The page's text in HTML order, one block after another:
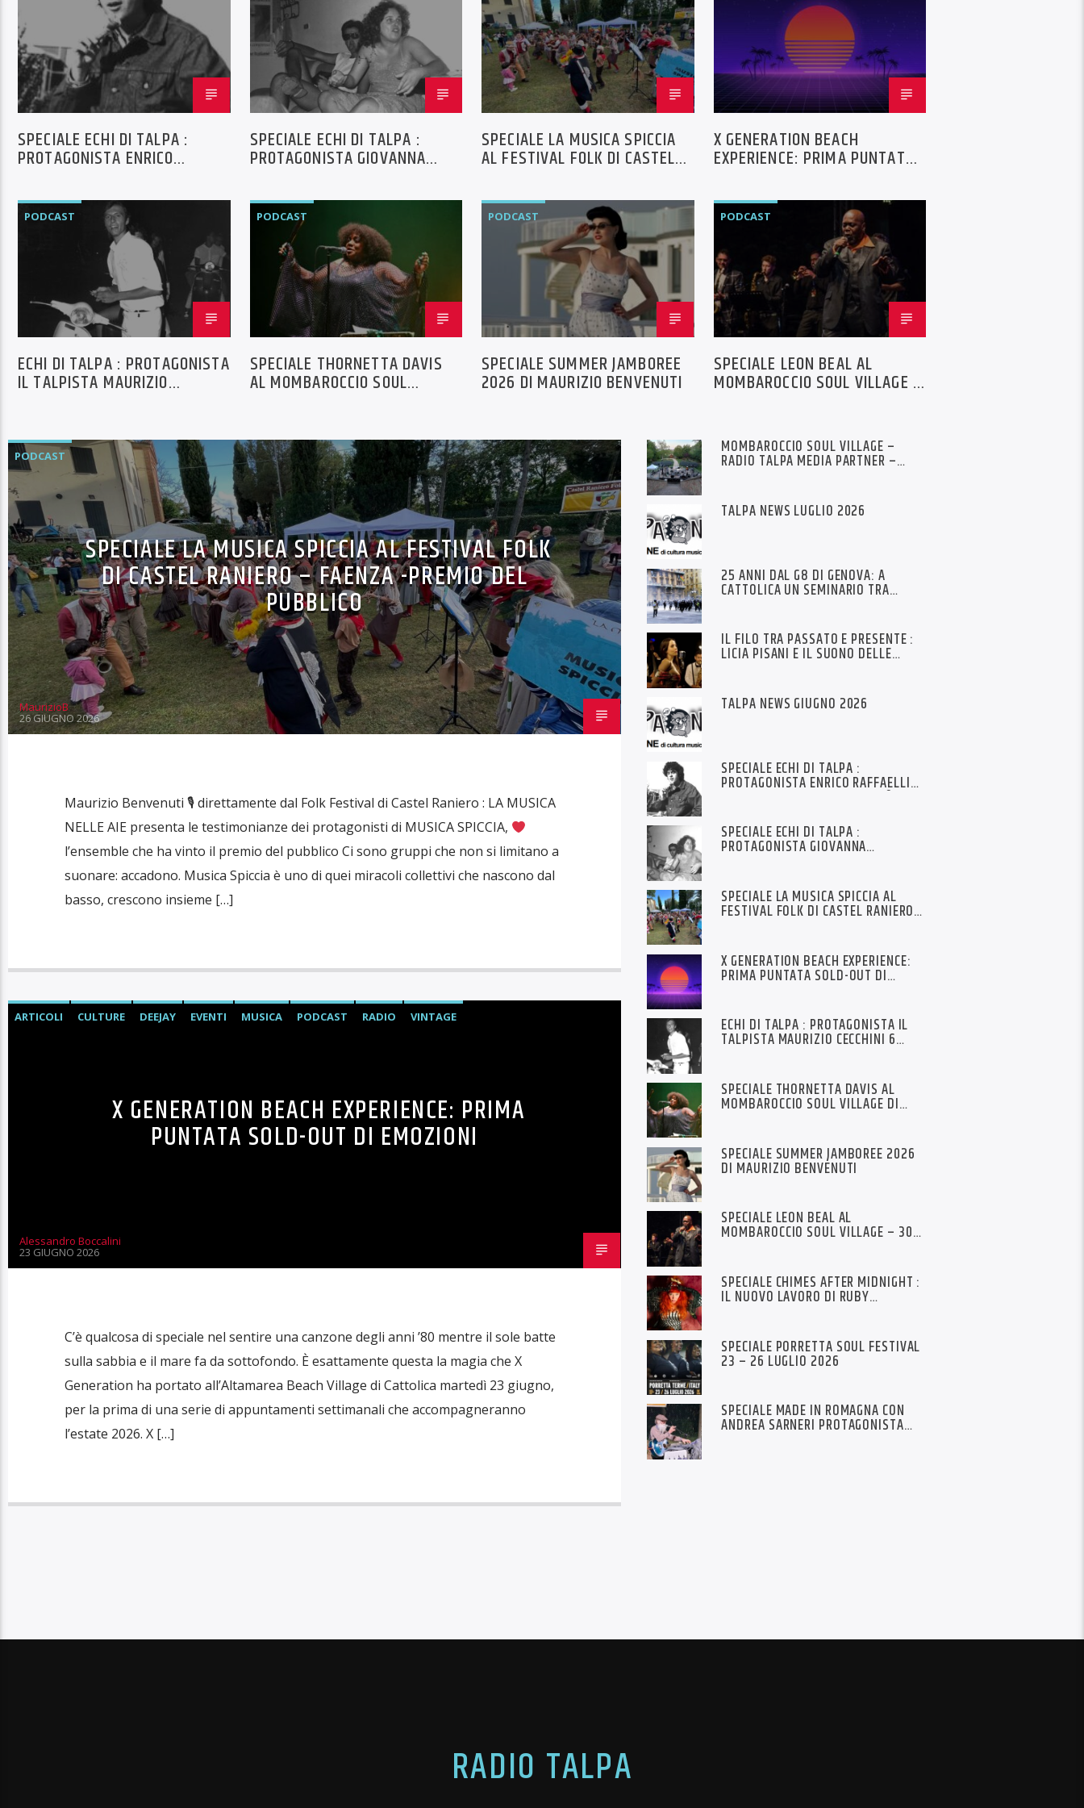
SPECIALE ECHI DI TALPA :
PROTAGONISTA ENRICO
PUNTATA N°8
SPECIALE ECHI DI TALPA :
PROTAGONISTA GIOVANNA
SPECIALE LA MUSICA SPICCIA
AL FESTIVAL FOLK DI CASTEL
DEL PUBBLICO
EVENTI
MUSICA
PODCAST
RADIO
VINTAGE
X GENERATION BEACH
EXPERIENCE: PRIMA PUNTATA
PODCAST
ECHI DI TALPA : PROTAGONISTA
IL TALPISTA MAURIZIO
PODCAST
SPECIALE THORNETTA DAVIS
AL MOMBAROCCIO SOUL
PODCAST
SPECIALE SUMMER JAMBOREE
2026 DI MAURIZIO BENVENUTI
PODCAST
SPECIALE LEON BEAL AL
MOMBAROCCIO SOUL VILLAGE –
PODCAST
SPECIALE LA MUSICA SPICCIA AL FESTIVAL FOLK
DI CASTEL RANIERO – FAENZA -PREMIO DEL
PUBBLICO
MaurizioB
26 GIUGNO 2026
Maurizio Benvenuti 🎙 direttamente dal Folk Festival di Castel Raniero : LA MUSICA
NELLE AIE presenta le testimonianze dei protagonisti di MUSICA SPICCIA,
l’ensemble che ha vinto il premio del pubblico Ci sono gruppi che non si limitano a
suonare: accadono. Musica Spiccia è uno di quei miracoli collettivi che nascono dal
basso, crescono insieme […]
ARTICOLI CULTURE DEEJAY EVENTI MUSICA PODCAST RADIO VINTAGE
X GENERATION BEACH EXPERIENCE: PRIMA
PUNTATA SOLD-OUT DI EMOZIONI
Alessandro Boccalini
23 GIUGNO 2026
C’è qualcosa di speciale nel sentire una canzone degli anni ’80 mentre il sole batte
sulla sabbia e il mare fa da sottofondo. È esattamente questa la magia che X
Generation ha portato all’Altamarea Beach Village di Cattolica martedì 23 giugno,
per la prima di una serie di appuntamenti settimanali che accompagneranno
l’estate 2026. X […]
MOMBAROCCIO SOUL VILLAGE –
RADIO TALPA MEDIA PARTNER –
TALPA NEWS LUGLIO 2026
25 ANNI DAL G8 DI GENOVA: A
CATTOLICA UN SEMINARIO TRA
IL FILO TRA PASSATO E PRESENTE :
LICIA PISANI E IL SUONO DELLE
TALPA NEWS GIUGNO 2026
SPECIALE ECHI DI TALPA :
PROTAGONISTA ENRICO RAFFAELLI
PER TUTTI BENDY PUNTATA N°8
SPECIALE ECHI DI TALPA :
PROTAGONISTA GIOVANNA
SPECIALE LA MUSICA SPICCIA AL
FESTIVAL FOLK DI CASTEL RANIERO –
X GENERATION BEACH EXPERIENCE:
PRIMA PUNTATA SOLD-OUT DI
ECHI DI TALPA : PROTAGONISTA IL
TALPISTA MAURIZIO CECCHINI 6
SPECIALE THORNETTA DAVIS AL
MOMBAROCCIO SOUL VILLAGE DI
SPECIALE SUMMER JAMBOREE 2026
DI MAURIZIO BENVENUTI
SPECIALE LEON BEAL AL
MOMBAROCCIO SOUL VILLAGE – 30
SPECIALE CHIMES AFTER MIDNIGHT :
IL NUOVO LAVORO DI RUBY
SPECIALE PORRETTA SOUL FESTIVAL
23 – 26 LUGLIO 2026
SPECIALE MADE IN ROMAGNA CON
ANDREA SARNERI PROTAGONISTA
RADIO TALPA